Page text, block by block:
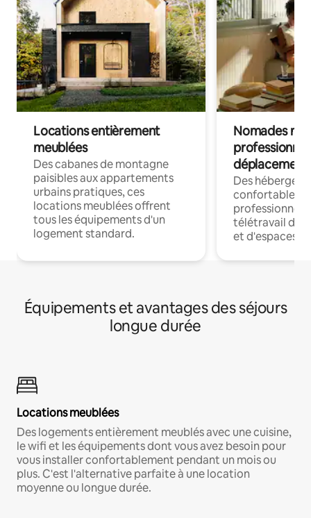
Locations entièrement
meublées
Des cabanes de montagne
paisibles aux appartements
urbains pratiques, ces
locations meublées offrent
tous les équipements d'un
logement standard.
Nomades
déplacement
Des
confortables
professionnels
télétravail
et d'espaces
Équipements et avantages des séjours
longue durée
Locations meublées
Des logements entièrement meublés avec une cuisine,
le wifi et les équipements dont vous avez besoin pour
vous installer confortablement pendant un mois ou
plus. C'est l'alternative parfaite à une location
moyenne ou longue durée.